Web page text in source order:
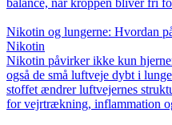
balance, når kroppen bliver fri
Nikotin og lungerne: Hvordan
Nikotin
Nikotin påvirker ikke kun
også de små luftveje dybt i
stoffet ændrer luftvejernes
for vejrtrækning, inflammation